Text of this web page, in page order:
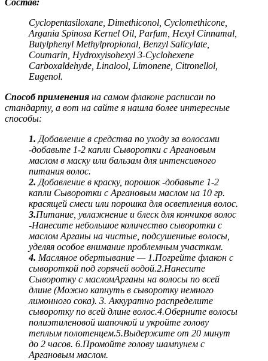
Состав:
Cyclopentasiloxane, Dimethiconol, Cyclomethicone,
Argania Spinosa Kernel Oil, Parfum, Hexyl Cinnamal,
Butylphenyl Methylpropional, Benzyl Salicylate,
Coumarin, Hydroxyisohexyl 3-Cyclohexene
Carboxaldehyde, Linalool, Limonene, Citronellol,
Eugenol.
Способ применения на самом флаконе расписан по
стандарту, а вот на сайте я нашла более интересные
способы:
1. Добавление в средства по уходу за волосами
-добавьте 1-2 капли Сыворотки с Аргановым
маслом в маску или бальзам для интенсивного
питания волос.
2. Добавление в краску, порошок -добавьте 1-2
капли Сыворотки с Аргановым маслом на 10 гр.
красящей смеси или порошка для осветления волос.
3.Питание, увлажнение и блеск для кончиков волос
-Нанесите небольшое количество сыворотки с
маслом Арганы на чистые, подсушенные волосы,
уделяя особое внимание проблемным участкам.
4. Масляное обертывание — 1.Погрейте флакон с
сывороткой под горячей водой.2.Нанесите
Сыворотку с масломАрганы на волосы по всей
длине (Можно капнуть в сыворотку немного
лимонного сока). 3. Аккуратно распределите
сыворотку по всей длине волос.4.Оберните волосы
полиэтиленовой шапочкой и укройте голову
теплым полотенцем.5.Выдержите от 20 минут
до 2 часов. 6.Промойте голову шампунем с
Аргановым маслом.